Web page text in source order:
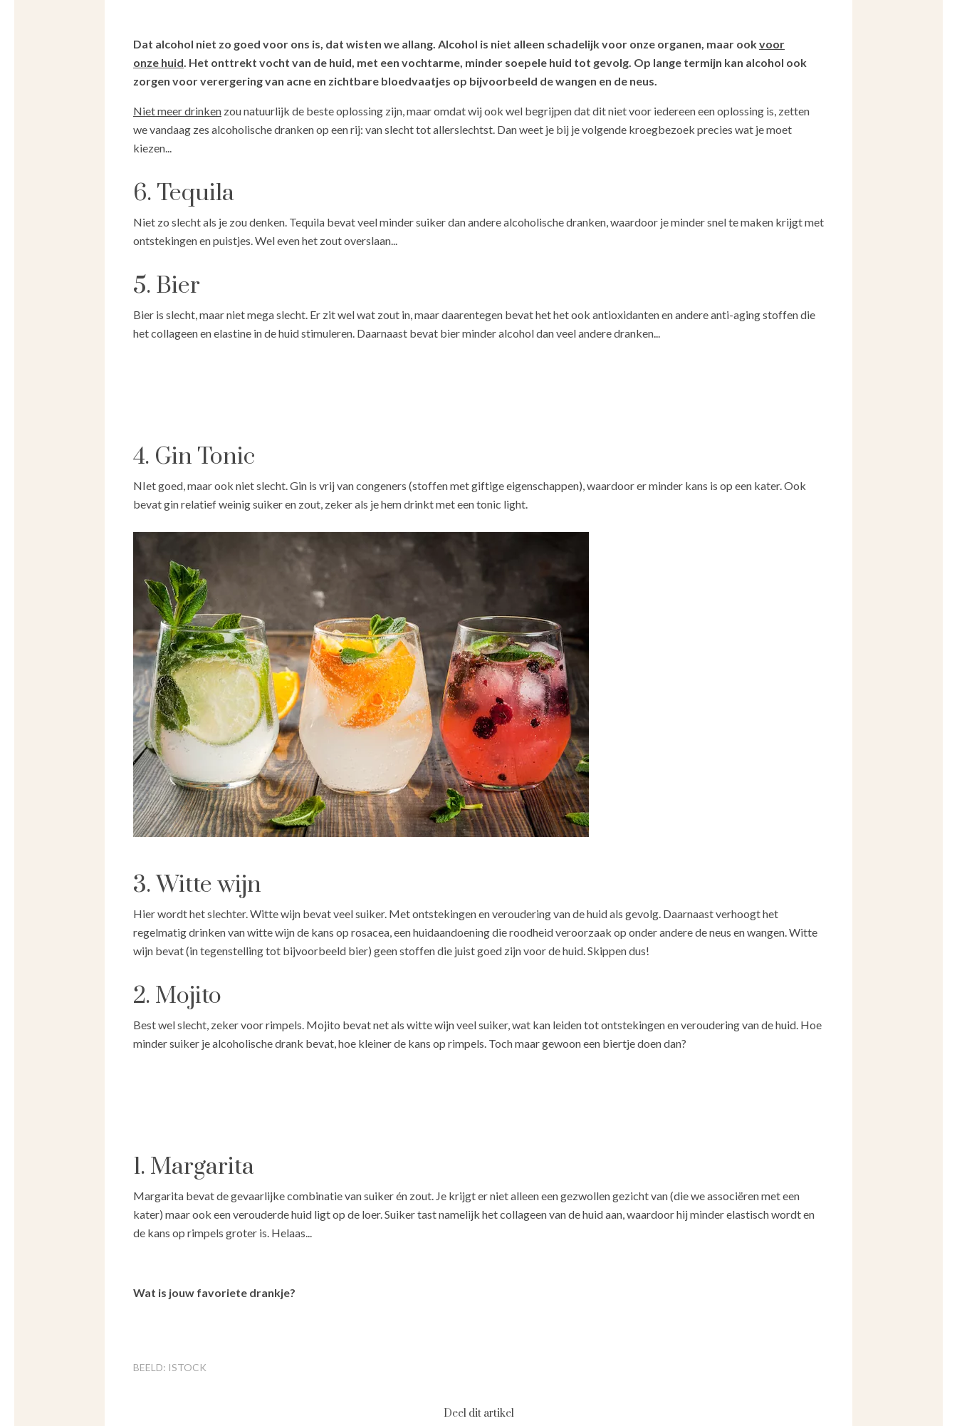
Dat alcohol niet zo goed voor ons is, dat wisten we allang. Alcohol is niet alleen schadelijk voor onze organen, maar ookvoor
onze huid. Het onttrekt vocht van de huid, met een vochtarme, minder soepele huid tot gevolg. Op lange termijn kan alcohol ook
zorgen voor verergering van acne en zichtbare bloedvaatjes op bijvoorbeeld de wangen en de neus.
Niet meer drinken zou natuurlijk de beste oplossing zijn, maar omdat wij ook wel begrijpen dat dit niet voor iedereen een oplossing is, zetten
we vandaag zes alcoholische dranken op een rij: van slecht tot allerslechtst. Dan weet je bij je volgende kroegbezoek precies wat je moet
kiezen...
6. Tequila
Niet zo slecht als je zou denken. Tequila bevat veel minder suiker dan andere alcoholische dranken, waardoor je minder snel te maken krijgt met
ontstekingen en puistjes. Wel even het zout overslaan...
5. Bier
Bier is slecht, maar niet mega slecht. Er zit wel wat zout in, maar daarentegen bevat het het ook antioxidanten en andere anti-aging stoffen die
het collageen en elastine in de huid stimuleren. Daarnaast bevat bier minder alcohol dan veel andere dranken...
4. Gin Tonic
NIet goed, maar ook niet slecht. Gin is vrij van congeners (stoffen met giftige eigenschappen), waardoor er minder kans is op een kater. Ook
bevat gin relatief weinig suiker en zout, zeker als je hem drinkt met een tonic light.
3. Witte wijn
Hier wordt het slechter. Witte wijn bevat veel suiker. Met ontstekingen en veroudering van de huid als gevolg. Daarnaast verhoogt het
regelmatig drinken van witte wijn de kans op rosacea, een huidaandoening die roodheid veroorzaak op onder andere de neus en wangen. Witte
wijn bevat (in tegenstelling tot bijvoorbeeld bier) geen stoffen die juist goed zijn voor de huid. Skippen dus!
2. Mojito
Best wel slecht, zeker voor rimpels. Mojito bevat net als witte wijn veel suiker, wat kan leiden tot ontstekingen en veroudering van de huid. Hoe
minder suiker je alcoholische drank bevat, hoe kleiner de kans op rimpels. Toch maar gewoon een biertje doen dan?
1. Margarita
Margarita bevat de gevaarlijke combinatie van suiker én zout. Je krijgt er niet alleen een gezwollen gezicht van (die we associëren met een
kater) maar ook een verouderde huid ligt op de loer. Suiker tast namelijk het collageen van de huid aan, waardoor hij minder elastisch wordt en
de kans op rimpels groter is. Helaas...
Wat is jouw favoriete drankje?
BEELD: ISTOCK
Deel dit artikel